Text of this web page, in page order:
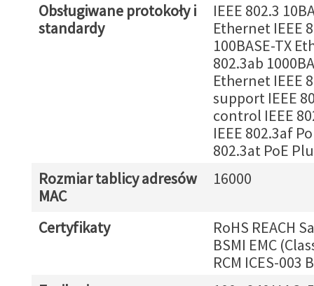
Obsługiwane protokoły i
standardy
IEEE 802.3
Ethernet IEEE
100BASE-TX
802.3ab
Ethernet IEEE
support IEEE
control IEEE
IEEE 802.3af
802.3at PoE
Rozmiar tablicy adresów
MAC
16000
Certyfikaty
RoHS REACH
BSMI EMC
RCM ICES-003